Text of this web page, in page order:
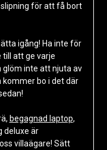
för att få bort
igång! Ha inte för
till att ge varje
glöm inte att njuta av
kommer bo i det där
begagnad laptop,
deluxe är
villaägare! Sätt